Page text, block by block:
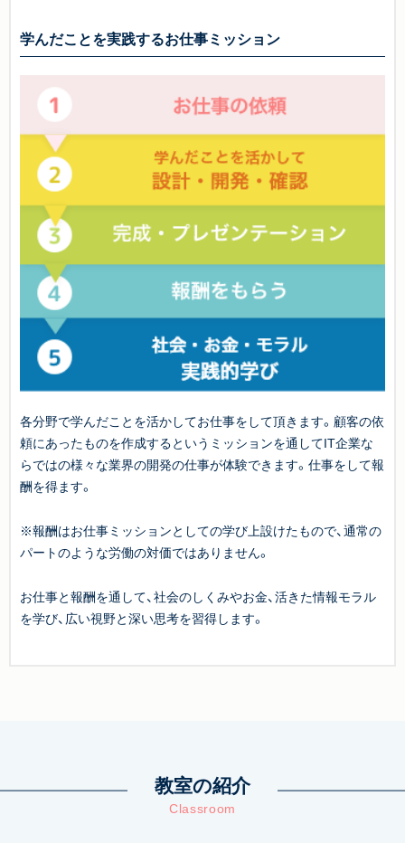
学んだことを実践するお仕事ミッション
各分野で学んだことを活かしてお仕事をして頂きます。顧客の依
頼にあったものを作成するというミッションを通してIT企業な
らではの様々な業界の開発の仕事が体験できます。仕事をして報
酬を得ます。
※報酬はお仕事ミッションとしての学び上設けたもので、通常の
パートのような労働の対価ではありません。
お仕事と報酬を通して、社会のしくみやお金、活きた情報モラル
を学び、広い視野と深い思考を習得します。
教室の紹介
Classroom